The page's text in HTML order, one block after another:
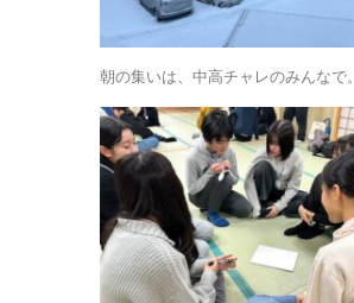
朝の集いは、中高チャレのみんなで。